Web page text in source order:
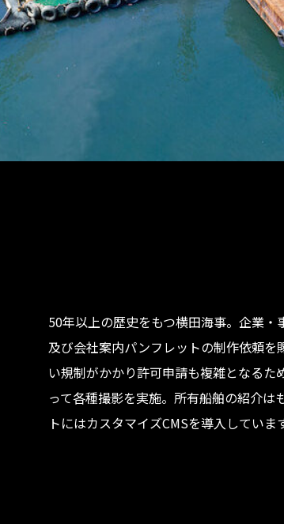
50年以上の歴史をもつ横田海事。企業
及び会社案内パンフレットの制作依頼
い規制がかかり許可申請も複雑となる
って各種撮影を実施。所有船舶の紹介
トにはカスタマイズCMSを導入していま